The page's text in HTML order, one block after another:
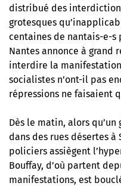
distribué des
grotesques
centaines de nantais-e-
Nantes annonce à grand
interdire la
socialistes n’ont-il pas
répressions ne faisaient
Dès le matin, alors
dans des rues désertes
policiers assiègent
Bouffay, d’où partent
manifestations, est